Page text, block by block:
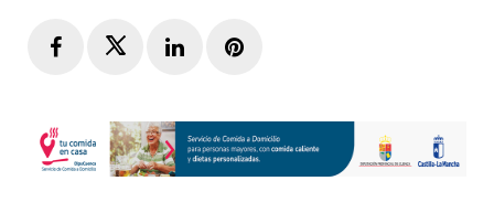
FacebookTwitterLinkedInPinterest